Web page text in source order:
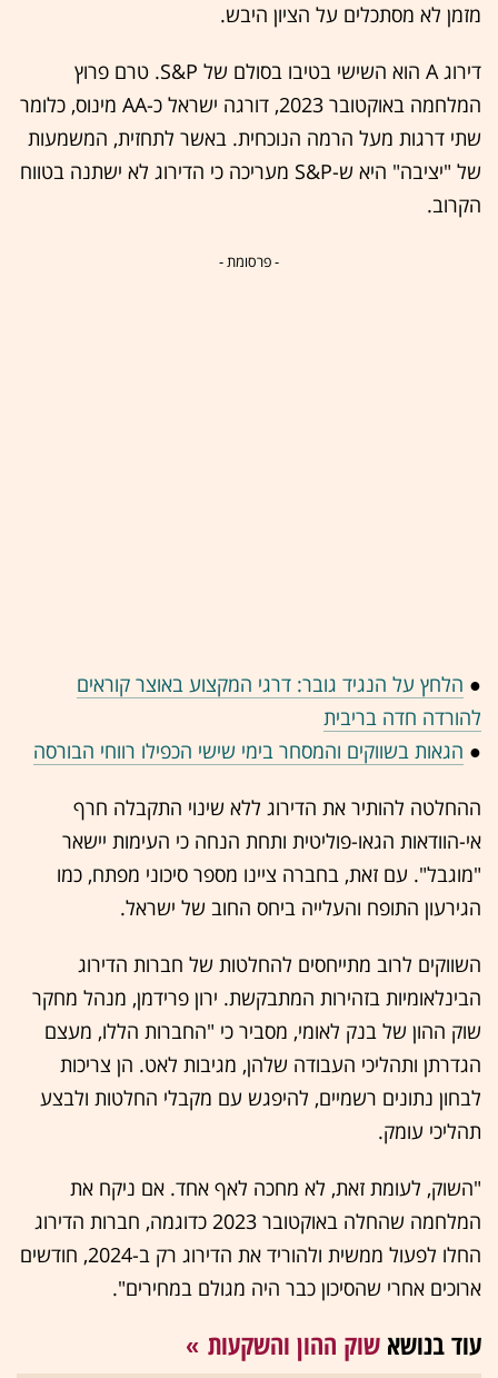
מזמן לא מסתכלים על הציון היבש.
דירוג A הוא השישי בטיבו בסולם של S&P. טרם פרוץ
המלחמה באוקטובר 2023, דורגה ישראל כ-AA מינוס, כלומר
שתי דרגות מעל הרמה הנוכחית. באשר לתחזית, המשמעות
של "יציבה" היא ש-S&P מעריכה כי הדירוג לא ישתנה בטווח
הקרוב.
- פרסומת -
● הלחץ על הנגיד גובר: דרגי המקצוע באוצר קוראים
להורדה חדה בריבית
● הגאות בשווקים והמסחר בימי שישי הכפילו רווחי הבורסה
ההחלטה להותיר את הדירוג ללא שינוי התקבלה חרף
אי-הוודאות הגאו-פוליטית ותחת הנחה כי העימות יישאר
"מוגבל". עם זאת, בחברה ציינו מספר סיכוני מפתח, כמו
הגירעון התופח והעלייה ביחס החוב של ישראל.
השווקים לרוב מתייחסים להחלטות של חברות הדירוג
הבינלאומיות בזהירות המתבקשת. ירון פרידמן, מנהל מחקר
שוק ההון של בנק לאומי, מסביר כי "החברות הללו, מעצם
הגדרתן ותהליכי העבודה שלהן, מגיבות לאט. הן צריכות
לבחון נתונים רשמיים, להיפגש עם מקבלי החלטות ולבצע
תהליכי עומק.
"השוק, לעומת זאת, לא מחכה לאף אחד. אם ניקח את
המלחמה שהחלה באוקטובר 2023 כדוגמה, חברות הדירוג
החלו לפעול ממשית ולהוריד את הדירוג רק ב-2024, חודשים
ארוכים אחרי שהסיכון כבר היה מגולם במחירים".
עוד בנושא שוק ההון והשקעות